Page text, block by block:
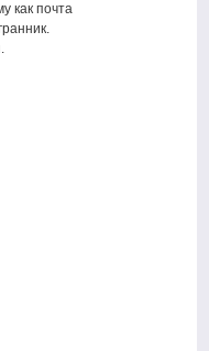
как почта